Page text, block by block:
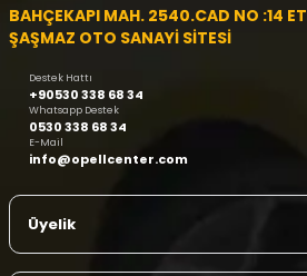
BAHÇEKAPI MAH. 2540.CAD NO :14
ŞAŞMAZ OTO SANAYİ SİTESİ
Destek Hattı
+90530 338 68 34
Whatsapp Destek
0530 338 68 34
E-Mail
info@opellcenter.com
Üyelik